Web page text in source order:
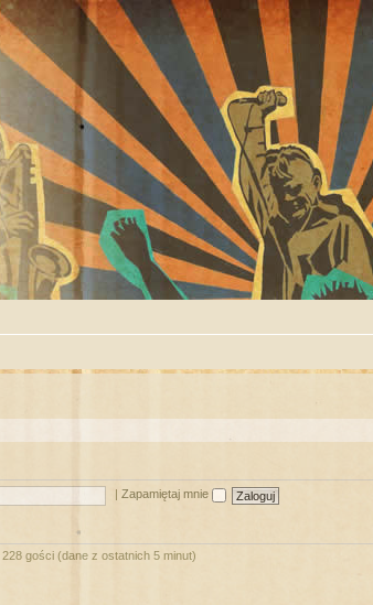
Zapamiętaj mnie
gości (dane z ostatnich 5 minut)